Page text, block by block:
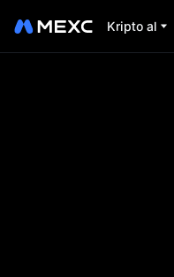
Kripto al